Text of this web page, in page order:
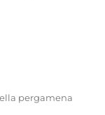
pergamena